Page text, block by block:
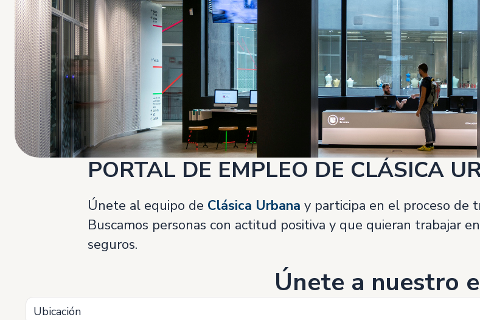
PORTAL DE EMPLEO DE CLÁSICA
Únete al equipo de Clásica Urbana y participa en el proceso de
Buscamos personas con actitud positiva y que quieran trabajar
seguros.
Únete a nuestro
Ubicación